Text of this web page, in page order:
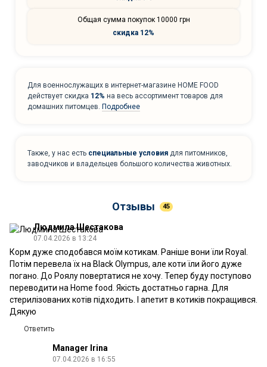
Общая сумма покупок 10000 грн
скидка 12%
Для военнослужащих в интернет-магазине HOME FOOD
действует скидка 12% на весь ассортимент товаров для
домашних питомцев. Подробнее
Также, у нас есть специальные условия для питомников,
заводчиков и владельцев большого количества животных.
Отзывы 45
Людмила Шестакова
07.04.2026 в 13:24
Корм дуже сподобався моїм котикам. Раніше вони їли Royal.
Потім перевела їх на Black Olympus, але коти їли його дуже
погано. До Роялу повертатися не хочу. Тепер буду поступово
переводити на Home food. Якість достатньо гарна. Для
стерилізованих котів підходить. І апетит в котиків покращився.
Дякую
Ответить
Manager Irina
07.04.2026 в 16:55